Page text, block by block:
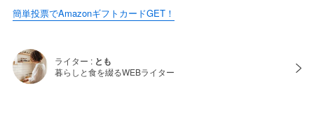
簡単投票でAmazonギフトカードGET！
ライター : とも
暮らしと食を綴るWEBライター